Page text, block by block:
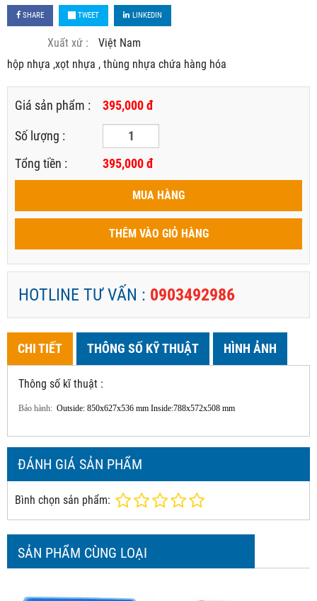
SHARE TWEET LINKEDIN
Xuất xứ :
Việt Nam
hộp nhựa ,xọt nhựa , thùng nhựa chứa hàng hóa
Giá sản phẩm : 395,000 đ
Số lượng :
Tổng tiền :
395,000đ
MUA HÀNG
THÊM VÀO GIỎ HÀNG
HOTLINE TƯ VẤN : 0903492986
CHI TIẾT THÔNG SỐ KỸ THUẬT HÌNH ẢNH
Thông số kĩ thuật :
Bảo hành: Outside: 850x627x536 mm Inside:788x572x508 mm
ĐÁNH GIÁ SẢN PHẨM
Bình chọn sản phẩm:
SẢN PHẨM CÙNG LOẠI